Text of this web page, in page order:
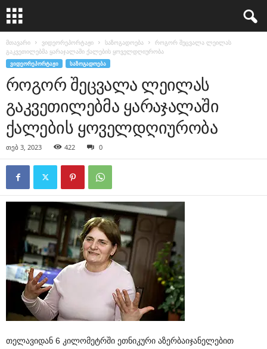
მთავარი ვიდეორეპორტაჟი საზოგადოება
როგორ შეცვალა ლეილას
გაკვეთილებმა ყარაჯალაში ქალების ყოველდღიურობა
ᲕᲘᲓᲔᲝᲠᲔᲞᲝᲠᲢᲐᲟᲘ ᲡᲐᲖᲝᲒᲐᲓᲝᲔᲑᲐ
როგორ შეცვალა ლეილას
გაკვეთილებმა ყარაჯალაში
ქალების ყოველდღიურობა
თებ 3, 2023 422 0
თელავიდან 6 კილომეტრში ეთნიკური აზერბაიჯანელებით